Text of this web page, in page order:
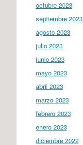
octubre 2023
septiembre 2023
agosto 2023
julio 2023
junio 2023
mayo 2023
abril 2023
marzo 2023
febrero 2023
enero 2023
diciembre 2022